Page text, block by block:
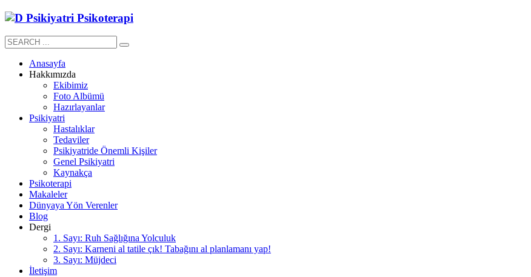
Anasayfa
Hakkımızda
Ekibimiz
Foto Albümü
Hazırlayanlar
Psikiyatri
Hastalıklar
Tedaviler
Psikiyatride Önemli Kişiler
Genel Psikiyatri
Kaynakça
Psikoterapi
Makaleler
Dünyaya Yön Verenler
Blog
Dergi
1. Sayı: Ruh Sağlığına Yolculuk
2. Sayı: Karneni al tatile çık! Tabağını al planlamanı yap!
3. Sayı: Müjdeci
İletişim